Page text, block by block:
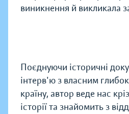
виникнення й викликала
Поєднуючи історичні
інтерв'ю з власним
країну, автор веде нас
історії та знайомить з